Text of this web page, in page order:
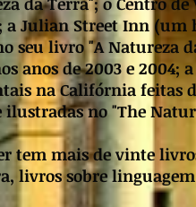
Julian Street Inn (um
seu livro "A Natureza
anos de 2003 e 2004;
na Califórnia feitas
ilustradas no "The
tem mais de vinte
livros sobre